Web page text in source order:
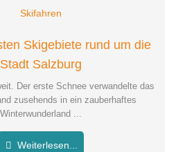
Skigebiete rund um die
Stadt Salzburg
Skifahren
Der erste Schnee verwandelte das
zusehends in ein zauberhaftes
Winterwunderland ...
Weiterlesen...